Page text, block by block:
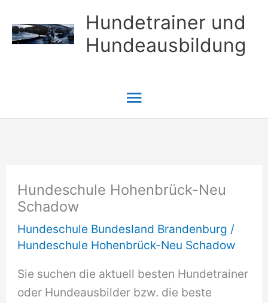
Inhalt
springen
Hundetrainer und
Hundeausbildung
Hauptmenü
Hundeschule Hohenbrück-Neu
Schadow
Hundeschule Bundesland Brandenburg /
Hundeschule Hohenbrück-Neu Schadow
Sie suchen die aktuell besten Hundetrainer
oder Hundeausbilder bzw. die beste